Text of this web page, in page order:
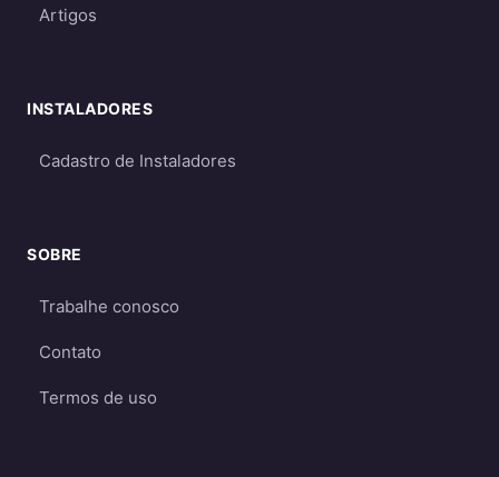
Artigos
INSTALADORES
Cadastro de Instaladores
SOBRE
Trabalhe conosco
Contato
Termos de uso